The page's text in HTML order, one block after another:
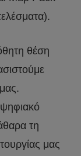
θέση
τη
μας